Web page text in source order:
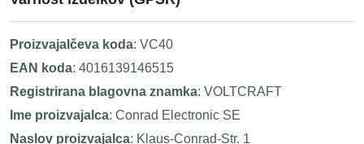
Proizvajalčeva koda: VC40
EAN koda: 4016139146515
Registrirana blagovna znamka: VOLTCRAFT
Ime proizvajalca: Conrad Electronic SE
Naslov proizvajalca: Klaus-Conrad-Str. 1